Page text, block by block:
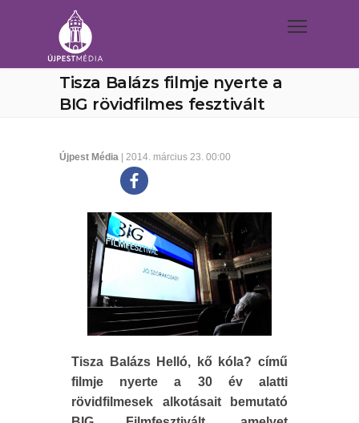
Tisza Balázs filmje nyerte a
BIG rövidfilmes fesztivált
Újpest Média | 2014. március 23. 00:00
Tisza Balázs Helló, kő kóla? című
filmje nyerte a 30 év alatti
rövidfilmesek alkotásait bemutató